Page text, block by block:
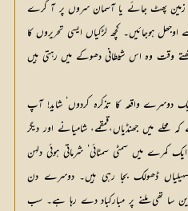
زمین پھٹ جائے یا آسمان سروں پر آ گرے
ہوجائیں۔ کچھ لڑکیاں ایسی تحریروں کا
وقت وہ اس شیطانی دھوکے میں رہتی ہیں
دوسرے واقعہ کا تذکرہ کردوں‘ شاید! آپ
میں جھنڈیاں،قمقمے، شامیانے اور دیگر
کمرے میں سمٹی سمٹائی‘ شرماتی ہوئی دلہن
ڈھولک بجا رہی ہیں۔ دوسرے دن
سا تھی ملنے پر مبارکباد دے رہا ہے۔ سب